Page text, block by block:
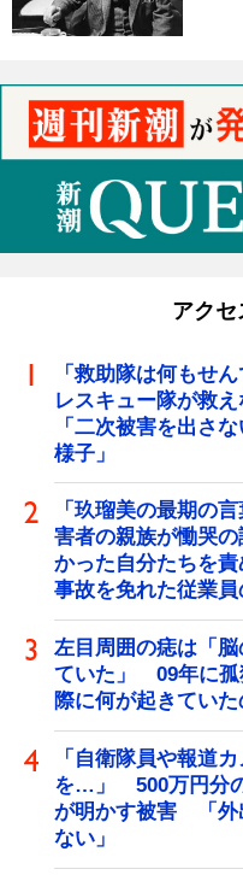
アク
「救助隊は何もせ
レスキュー隊が救
「二次被害を出さ
様子」
「玖瑠美の最期の
害者の親族が慟哭
かった自分たちを
事故を免れた従業員
左目周囲の痣は「
ていた」 09年に孤
際に何が起きてい
「自衛隊員や報道
を…」 500万円分
が明かす被害 「外
ない」